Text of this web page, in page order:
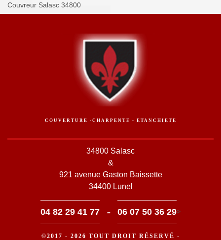
Couvreur Salasc 34800
COUVERTURE -CHARPENTE - ETANCHIETE
34800 Salasc
&
921 avenue Gaston Baissette
34400 Lunel
04 82 29 41 77 - 06 07 50 36 29>
©2017 - 2026 TOUT DROIT RÉSERVÉ -